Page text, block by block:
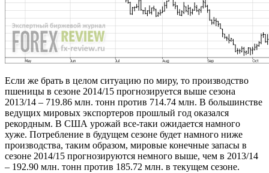
Если же брать в целом ситуацию по миру, то производство
пшеницы в сезоне 2014/15 прогнозируется выше сезона
2013/14 – 719.86 млн. тонн против 714.74 млн. В большинстве
ведущих мировых экспортеров прошлый год оказался
рекордным. В США урожай все-таки ожидается намного
хуже. Потребление в будущем сезоне будет намного ниже
производства, таким образом, мировые конечные запасы в
сезоне 2014/15 прогнозируются немного выше, чем в 2013/14
– 192.90 млн. тонн против 185.72 млн. в текущем сезоне.